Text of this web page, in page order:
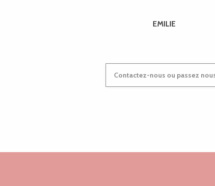
EMILIE
Contactez-nous ou passez